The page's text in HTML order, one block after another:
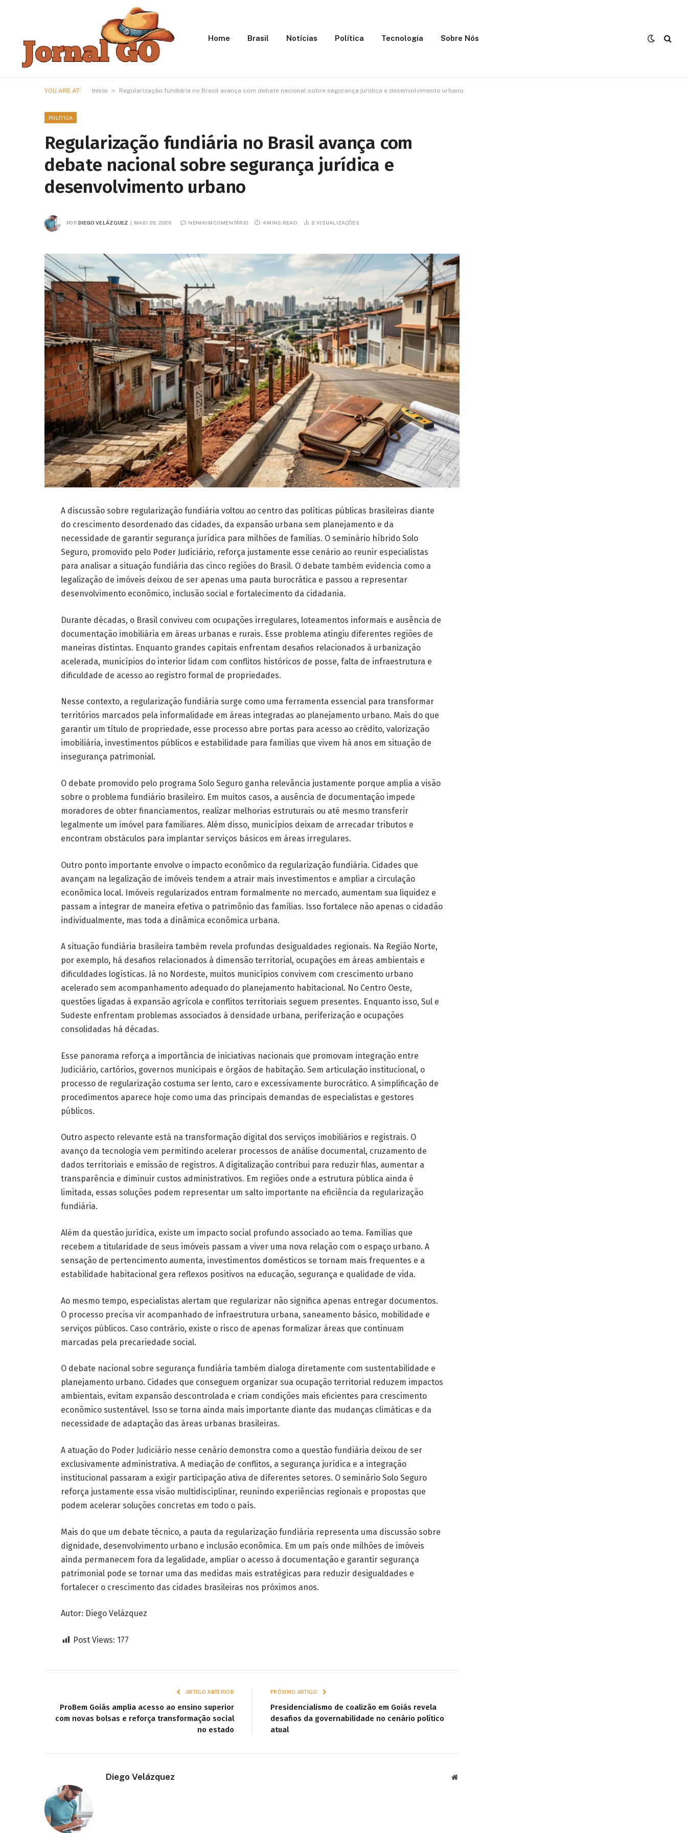
Home Brasil Notícias Política Tecnologia Sobre Nós
YOU ARE AT: Início » Regularização fundiária no Brasil avança com debate nacional sobre segurança jurídica e desenvolvimento urbano
POLÍTICA
Regularização fundiária no Brasil avança com
debate nacional sobre segurança jurídica e
desenvolvimento urbano
POR DIEGO VELÁZQUEZ MAIO 26, 2026 NENHUM COMENTÁRIO 4 MINS READ 2 VISUALIZAÇÕES
A discussão sobre regularização fundiária voltou ao centro das políticas públicas brasileiras diante
do crescimento desordenado das cidades, da expansão urbana sem planejamento e da
necessidade de garantir segurança jurídica para milhões de famílias. O seminário híbrido Solo
Seguro, promovido pelo Poder Judiciário, reforça justamente esse cenário ao reunir especialistas
para analisar a situação fundiária das cinco regiões do Brasil. O debate também evidencia como a
legalização de imóveis deixou de ser apenas uma pauta burocrática e passou a representar
desenvolvimento econômico, inclusão social e fortalecimento da cidadania.
Durante décadas, o Brasil conviveu com ocupações irregulares, loteamentos informais e ausência de
documentação imobiliária em áreas urbanas e rurais. Esse problema atingiu diferentes regiões de
maneiras distintas. Enquanto grandes capitais enfrentam desafios relacionados à urbanização
acelerada, municípios do interior lidam com conflitos históricos de posse, falta de infraestrutura e
dificuldade de acesso ao registro formal de propriedades.
Nesse contexto, a regularização fundiária surge como uma ferramenta essencial para transformar
territórios marcados pela informalidade em áreas integradas ao planejamento urbano. Mais do que
garantir um título de propriedade, esse processo abre portas para acesso ao crédito, valorização
imobiliária, investimentos públicos e estabilidade para famílias que vivem há anos em situação de
insegurança patrimonial.
O debate promovido pelo programa Solo Seguro ganha relevância justamente porque amplia a visão
sobre o problema fundiário brasileiro. Em muitos casos, a ausência de documentação impede
moradores de obter financiamentos, realizar melhorias estruturais ou até mesmo transferir
legalmente um imóvel para familiares. Além disso, municípios deixam de arrecadar tributos e
encontram obstáculos para implantar serviços básicos em áreas irregulares.
Outro ponto importante envolve o impacto econômico da regularização fundiária. Cidades que
avançam na legalização de imóveis tendem a atrair mais investimentos e ampliar a circulação
econômica local. Imóveis regularizados entram formalmente no mercado, aumentam sua liquidez e
passam a integrar de maneira efetiva o patrimônio das famílias. Isso fortalece não apenas o cidadão
individualmente, mas toda a dinâmica econômica urbana.
A situação fundiária brasileira também revela profundas desigualdades regionais. Na Região Norte,
por exemplo, há desafios relacionados à dimensão territorial, ocupações em áreas ambientais e
dificuldades logísticas. Já no Nordeste, muitos municípios convivem com crescimento urbano
acelerado sem acompanhamento adequado do planejamento habitacional. No Centro Oeste,
questões ligadas à expansão agrícola e conflitos territoriais seguem presentes. Enquanto isso, Sul e
Sudeste enfrentam problemas associados à densidade urbana, periferização e ocupações
consolidadas há décadas.
Esse panorama reforça a importância de iniciativas nacionais que promovam integração entre
Judiciário, cartórios, governos municipais e órgãos de habitação. Sem articulação institucional, o
processo de regularização costuma ser lento, caro e excessivamente burocrático. A simplificação de
procedimentos aparece hoje como uma das principais demandas de especialistas e gestores
públicos.
Outro aspecto relevante está na transformação digital dos serviços imobiliários e registrais. O
avanço da tecnologia vem permitindo acelerar processos de análise documental, cruzamento de
dados territoriais e emissão de registros. A digitalização contribui para reduzir filas, aumentar a
transparência e diminuir custos administrativos. Em regiões onde a estrutura pública ainda é
limitada, essas soluções podem representar um salto importante na eficiência da regularização
fundiária.
Além da questão jurídica, existe um impacto social profundo associado ao tema. Famílias que
recebem a titularidade de seus imóveis passam a viver uma nova relação com o espaço urbano. A
sensação de pertencimento aumenta, investimentos domésticos se tornam mais frequentes e a
estabilidade habitacional gera reflexos positivos na educação, segurança e qualidade de vida.
Ao mesmo tempo, especialistas alertam que regularizar não significa apenas entregar documentos.
O processo precisa vir acompanhado de infraestrutura urbana, saneamento básico, mobilidade e
serviços públicos. Caso contrário, existe o risco de apenas formalizar áreas que continuam
marcadas pela precariedade social.
O debate nacional sobre segurança fundiária também dialoga diretamente com sustentabilidade e
planejamento urbano. Cidades que conseguem organizar sua ocupação territorial reduzem impactos
ambientais, evitam expansão descontrolada e criam condições mais eficientes para crescimento
econômico sustentável. Isso se torna ainda mais importante diante das mudanças climáticas e da
necessidade de adaptação das áreas urbanas brasileiras.
A atuação do Poder Judiciário nesse cenário demonstra como a questão fundiária deixou de ser
exclusivamente administrativa. A mediação de conflitos, a segurança jurídica e a integração
institucional passaram a exigir participação ativa de diferentes setores. O seminário Solo Seguro
reforça justamente essa visão multidisciplinar, reunindo experiências regionais e propostas que
podem acelerar soluções concretas em todo o país.
Mais do que um debate técnico, a pauta da regularização fundiária representa uma discussão sobre
dignidade, desenvolvimento urbano e inclusão econômica. Em um país onde milhões de imóveis
ainda permanecem fora da legalidade, ampliar o acesso à documentação e garantir segurança
patrimonial pode se tornar uma das medidas mais estratégicas para reduzir desigualdades e
fortalecer o crescimento das cidades brasileiras nos próximos anos.
Autor: Diego Velázquez
Post Views: 177
ARTIGO ANTERIOR
ProBem Goiás amplia acesso ao ensino superior
com novas bolsas e reforça transformação social
no estado
PRÓXIMO ARTIGO
Presidencialismo de coalizão em Goiás revela
desafios da governabilidade no cenário político
atual
Diego Velázquez Website